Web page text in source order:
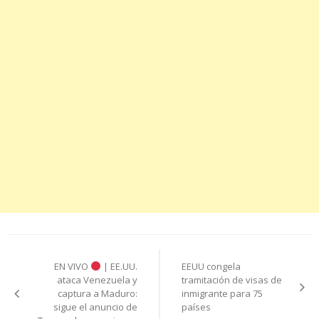
entradas
EN VIVO
| EE.UU.
ataca Venezuela y
captura a Maduro:
sigue el anuncio de
EEUU congela
tramitación de visas de
inmigrante para 75
países